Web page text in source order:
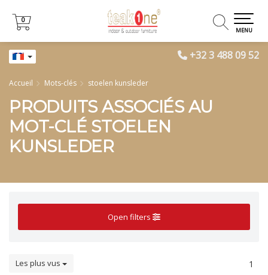
+32 3 488 09 52
0
0
MENU
Accueil Mots-clés stoelen kunsleder
PRODUITS ASSOCIÉS AU
MOT-CLÉ STOELEN
KUNSLEDER
Open filters
Les plus vus 1